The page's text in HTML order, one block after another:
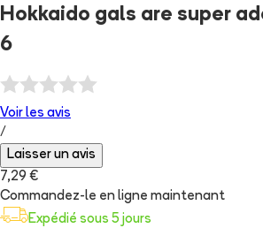
Hokkaido gals are super
6
Voir les avis
/
Laisser un avis
7,29 €
Commandez-le en ligne maintenant
Expédié sous 5 jours